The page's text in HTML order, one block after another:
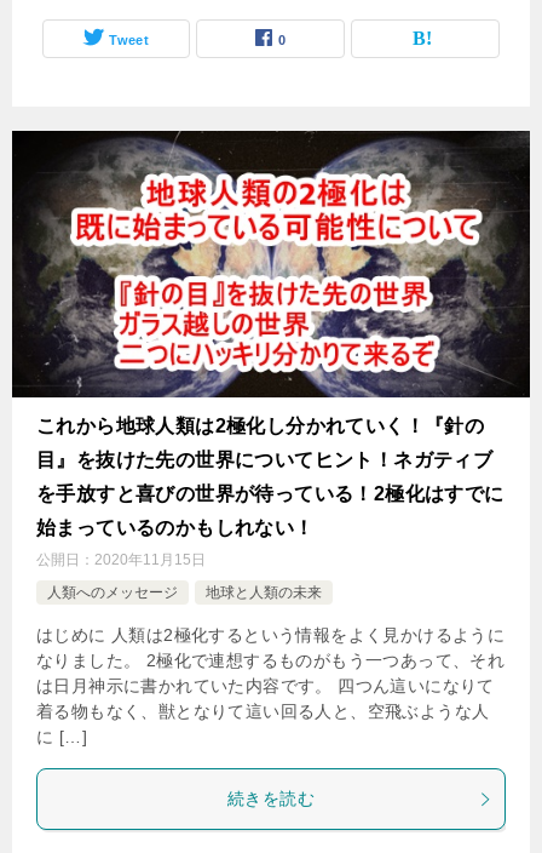
Tweet 0
これから地球人類は2極化し分かれていく！『針の
目』を抜けた先の世界についてヒント！ネガティブ
を手放すと喜びの世界が待っている！2極化はすでに
始まっているのかもしれない！
公開日： 2020年11月15日
人類へのメッセージ
地球と人類の未来
はじめに 人類は2極化するという情報をよく見かけるように
なりました。 2極化で連想するものがもう一つあって、それ
は日月神示に書かれていた内容です。 四つん這いになりて
着る物もなく、獣となりて這い回る人と、空飛ぶような人
に […]
続きを読む